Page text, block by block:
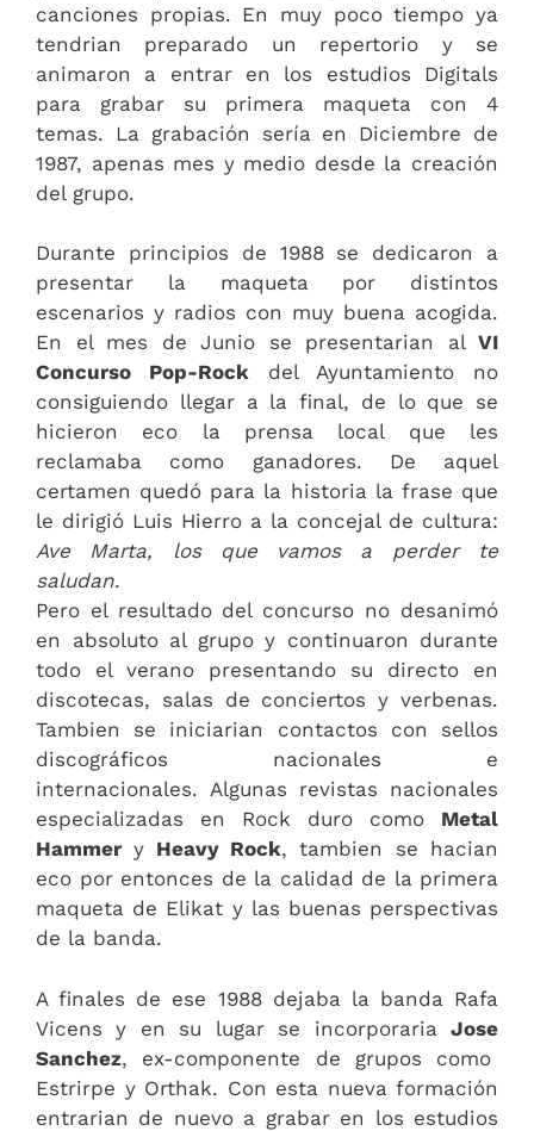
canciones propias. En muy poco tiempo ya
tendrian preparado un repertorio y se
animaron a entrar en los estudios Digitals
para grabar su primera maqueta con 4
temas. La grabación sería en Diciembre de
1987, apenas mes y medio desde la creación
del grupo.
Durante principios de 1988 se dedicaron a
presentar la maqueta por distintos
escenarios y radios con muy buena acogida.
En el mes de Junio se presentarian al VI
Concurso Pop-Rock del Ayuntamiento no
consiguiendo llegar a la final, de lo que se
hicieron eco la prensa local que les
reclamaba como ganadores. De aquel
certamen quedó para la historia la frase que
le dirigió Luis Hierro a la concejal de cultura:
Ave Marta, los que vamos a perder te
saludan.
Pero el resultado del concurso no desanimó
en absoluto al grupo y continuaron durante
todo el verano presentando su directo en
discotecas, salas de conciertos y verbenas.
Tambien se iniciarian contactos con sellos
discográficos nacionales e
internacionales. Algunas revistas nacionales
especializadas en Rock duro como Metal
Hammer y Heavy Rock, tambien se hacian
eco por entonces de la calidad de la primera
maqueta de Elikat y las buenas perspectivas
de la banda.
A finales de ese 1988 dejaba la banda Rafa
Vicens y en su lugar se incorporaria Jose
Sanchez, ex-componente de grupos como
Estrirpe y Orthak. Con esta nueva formación
entrarian de nuevo a grabar en los estudios